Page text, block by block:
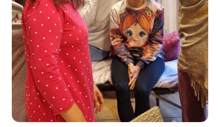
Appleton, Praha
Další vzdělávání, výcviky a kurzy
1985-1988 Vysoká škola
veterinární, obor všeobecné
veterinární lékařství, Brno
1994-1997 The London
College of Classical